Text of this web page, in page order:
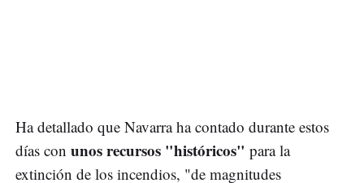
Ha detallado que Navarra ha contado durante estos
días con unos recursos "históricos" para la
extinción de los incendios, "de magnitudes